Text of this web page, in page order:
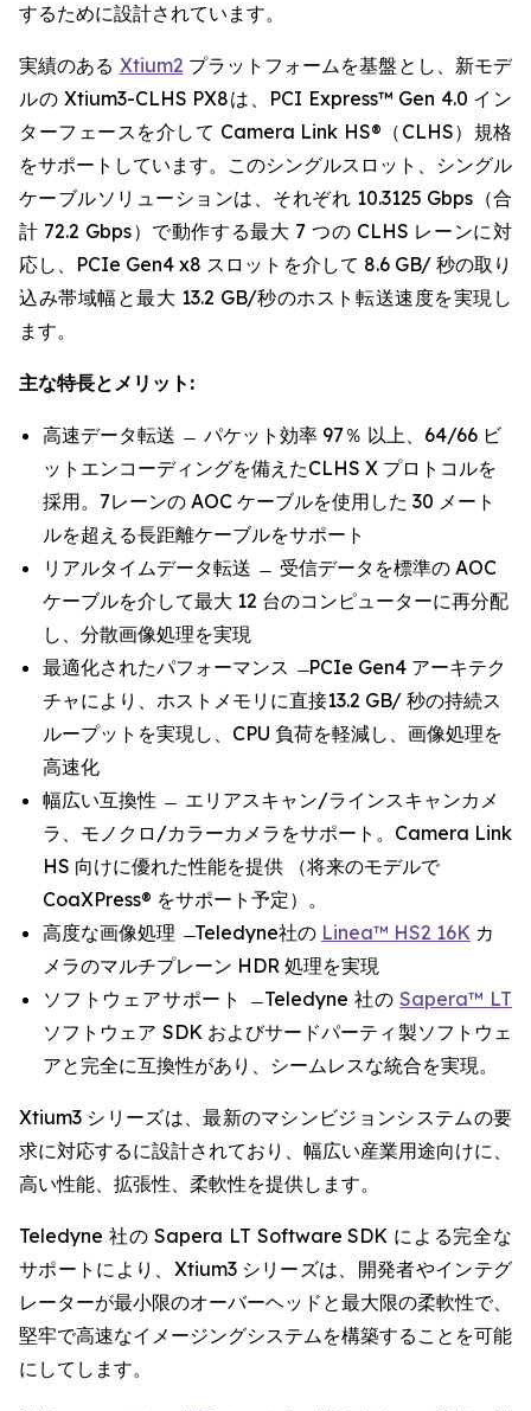
するために設計されています。
実績のある Xtium2 プラットフォームを基盤とし、新モデ
ルの Xtium3-CLHS PX8は、PCI Express™ Gen 4.0 イン
ターフェースを介して Camera Link HS®（CLHS）規格
をサポートしています。このシングルスロット、シングル
ケーブルソリューションは、それぞれ 10.3125 Gbps（合
計 72.2 Gbps）で動作する最大 7 つの CLHS レーンに対
応し、PCIe Gen4 x8 スロットを介して 8.6 GB/ 秒の取り
込み帯域幅と最大 13.2 GB/秒のホスト転送速度を実現し
ます。
主な特長とメリット:
高速データ転送 ̶ パケット効率 97％ 以上、64/66 ビ
ットエンコーディングを備えたCLHS X プロトコルを
採用。7レーンの AOC ケーブルを使用した 30 メート
ルを超える長距離ケーブルをサポート
リアルタイムデータ転送 ̶ 受信データを標準の AOC
ケーブルを介して最大 12 台のコンピューターに再分配
し、分散画像処理を実現
最適化されたパフォーマンス ̶ PCIe Gen4 アーキテク
チャにより、ホストメモリに直接13.2 GB/ 秒の持続ス
ループットを実現し、CPU 負荷を軽減し、画像処理を
高速化
幅広い互換性 ̶ エリアスキャン/ラインスキャンカメ
ラ、モノクロ/カラーカメラをサポート。Camera Link
HS 向けに優れた性能を提供 （将来のモデルで
CoaXPress® をサポート予定）。
高度な画像処理 ̶ Teledyne社の Linea™ HS2 16K カ
メラのマルチプレーン HDR 処理を実現
ソフトウェアサポート ̶ Teledyne 社のSapera™ LT
ソフトウェア SDK およびサードパーティ製ソフトウェ
アと完全に互換性があり、シームレスな統合を実現。
Xtium3 シリーズは、最新のマシンビジョンシステムの要
求に対応するに設計されており、幅広い産業用途向けに、
高い性能、拡張性、柔軟性を提供します。
Teledyne 社の Sapera LT Software SDK による完全な
サポートにより、Xtium3 シリーズは、開発者やインテグ
レーターが最小限のオーバーヘッドと最大限の柔軟性で、
堅牢で高速なイメージングシステムを構築することを可能
にしてします。